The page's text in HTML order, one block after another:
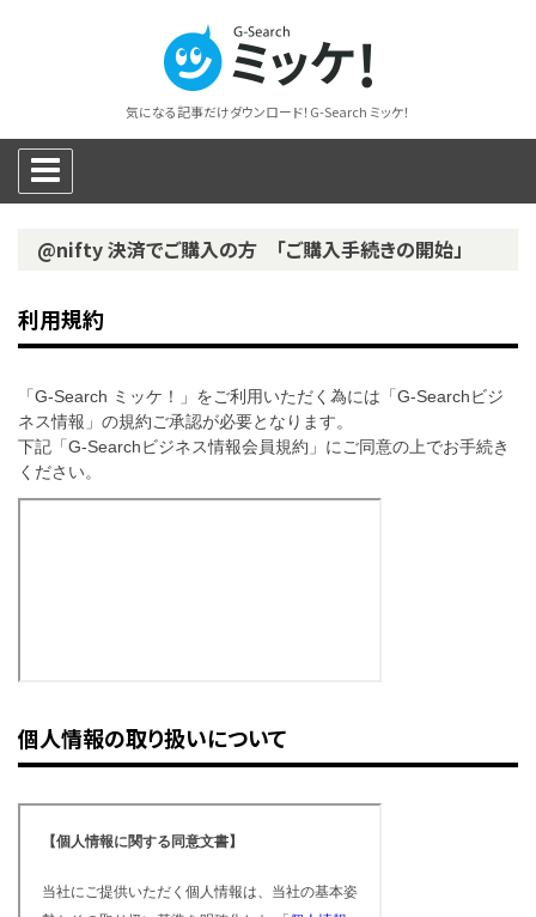
気になる記事だけダウンロード！G-Search ミッケ！
@nifty 決済でご購入の方 「ご購入手続きの開始」
利用規約
「G-Search ミッケ！」をご利用いただく為には「G-Searchビジ
ネス情報」の規約ご承認が必要となります。
下記「G-Searchビジネス情報会員規約」にご同意の上でお手続き
ください。
個人情報の取り扱いについて